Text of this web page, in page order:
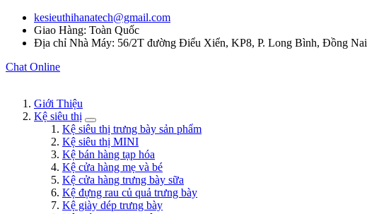
kesieuthihanatech@gmail.com
Giao Hàng: Toàn Quốc
Địa chỉ Nhà Máy: 56/2T đường Điểu Xiển, KP8, P. Long Bình, Đồng Nai
Chat Online
Giới Thiệu
Kệ siêu thị
Kệ siêu thị trưng bày sản phẩm
Kệ siêu thị MINI
Kệ bán hàng tạp hóa
Kệ cửa hàng mẹ và bé
Kệ cửa hàng trưng bày sữa
Kệ đựng rau củ quả trưng bày
Kệ giày dép trưng bày